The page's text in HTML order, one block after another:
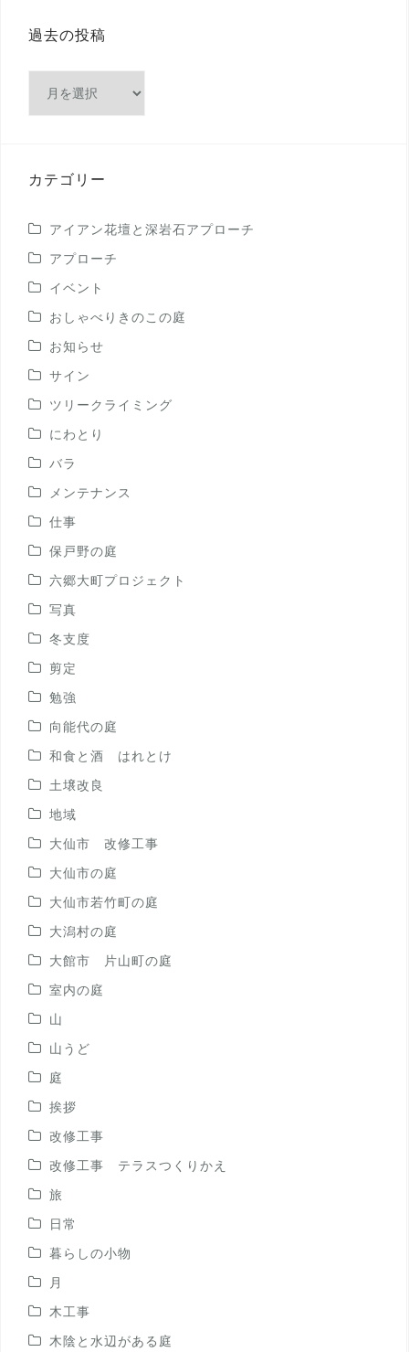
過去の投稿
稿
カテゴリー
アイアン花壇と深岩石アプローチ
アプローチ
イベント
おしゃべりきのこの庭
お知らせ
サイン
ツリークライミング
にわとり
バラ
メンテナンス
仕事
保戸野の庭
六郷大町プロジェクト
写真
冬支度
剪定
勉強
向能代の庭
和食と酒 はれとけ
土壌改良
地域
大仙市 改修工事
大仙市の庭
大仙市若竹町の庭
大潟村の庭
大館市 片山町の庭
室内の庭
山
山うど
庭
挨拶
改修工事
改修工事 テラスつくりかえ
旅
日常
暮らしの小物
月
木工事
木陰と水辺がある庭